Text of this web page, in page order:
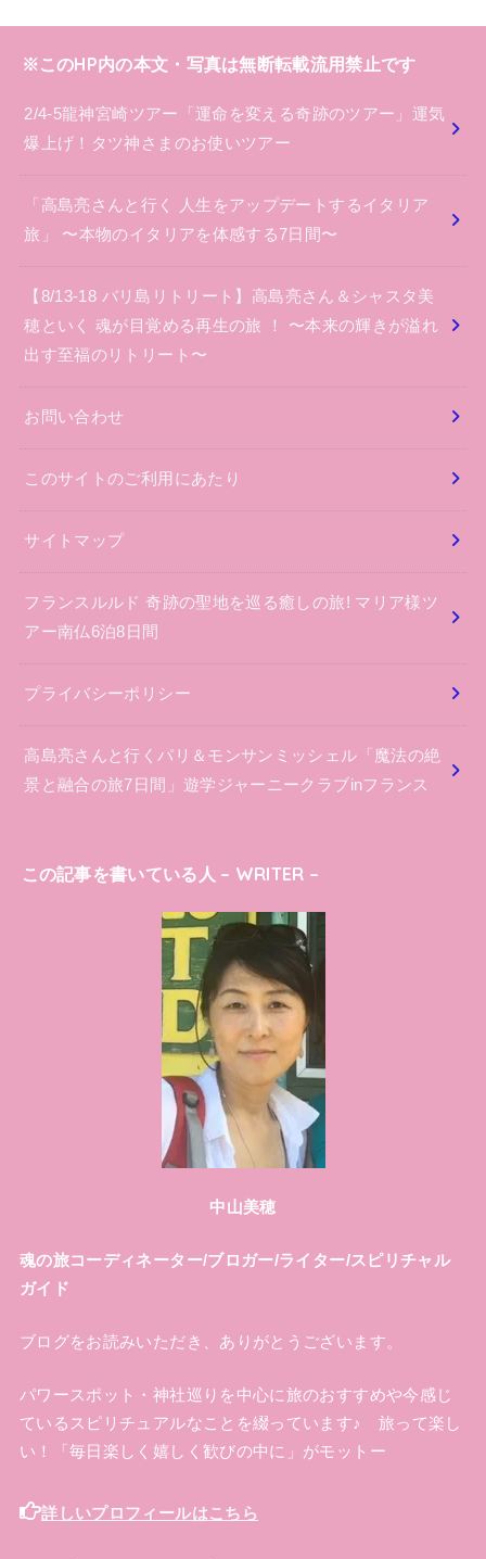
※このHP内の本文・写真は無断転載流用禁止です
2/4-5龍神宮崎ツアー「運命を変える奇跡のツアー」運気
爆上げ！タツ神さまのお使いツアー
「高島亮さんと行く 人生をアップデートするイタリア
旅」 〜本物のイタリアを体感する7日間〜
【8/13-18 バリ島リトリート】高島亮さん＆シャスタ美
穂といく 魂が目覚める再生の旅 ！ 〜本来の輝きが溢れ
出す至福のリトリート〜
お問い合わせ
このサイトのご利用にあたり
サイトマップ
フランスルルド 奇跡の聖地を巡る癒しの旅! マリア様ツ
アー南仏6泊8日間
プライバシーポリシー
高島亮さんと行くパリ＆モンサンミッシェル「魔法の絶
景と融合の旅7日間」遊学ジャーニークラブinフランス
この記事を書いている人 – WRITER –
中山美穂
魂の旅コーディネーター/ブロガー/ライター/スピリチャル
ガイド
ブログをお読みいただき、ありがとうございます。
パワースポット・神社巡りを中心に旅のおすすめや今感じ
ているスピリチュアルなことを綴っています♪ 旅って楽し
い！「毎日楽しく嬉しく歓びの中に」がモットー
詳しいプロフィールはこちら